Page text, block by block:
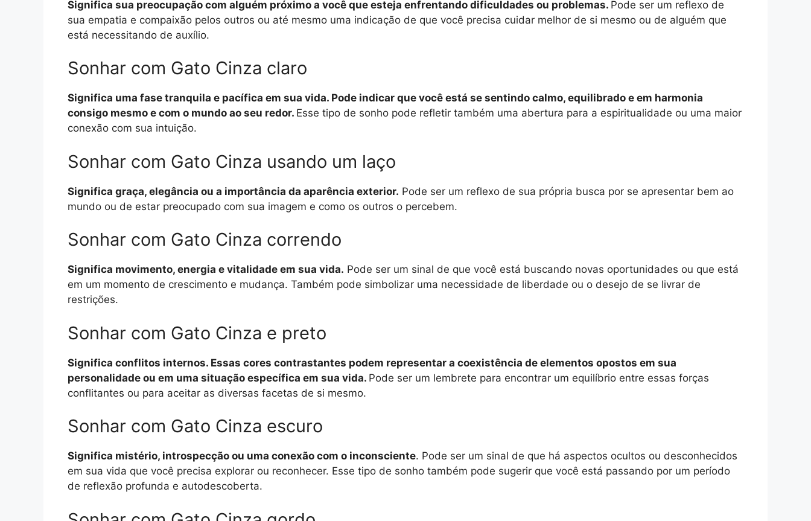
Significa sua preocupação com alguém próximo a você que esteja enfrentando dificuldades ou problemas. Pode ser um reflexo de
sua empatia e compaixão pelos outros ou até mesmo uma indicação de que você precisa cuidar melhor de si mesmo ou de alguém que
está necessitando de auxílio.
Sonhar com Gato Cinza claro
Significa uma fase tranquila e pacífica em sua vida. Pode indicar que você está se sentindo calmo, equilibrado e em harmonia
consigo mesmo e com o mundo ao seu redor. Esse tipo de sonho pode refletir também uma abertura para a espiritualidade ou uma maior
conexão com sua intuição.
Sonhar com Gato Cinza usando um laço
Significa graça, elegância ou a importância da aparência exterior. Pode ser um reflexo de sua própria busca por se apresentar bem ao
mundo ou de estar preocupado com sua imagem e como os outros o percebem.
Sonhar com Gato Cinza correndo
Significa movimento, energia e vitalidade em sua vida. Pode ser um sinal de que você está buscando novas oportunidades ou que está
em um momento de crescimento e mudança. Também pode simbolizar uma necessidade de liberdade ou o desejo de se livrar de
restrições.
Sonhar com Gato Cinza e preto
Significa conflitos internos. Essas cores contrastantes podem representar a coexistência de elementos opostos em sua
personalidade ou em uma situação específica em sua vida. Pode ser um lembrete para encontrar um equilíbrio entre essas forças
conflitantes ou para aceitar as diversas facetas de si mesmo.
Sonhar com Gato Cinza escuro
Significa mistério, introspecção ou uma conexão com o inconsciente. Pode ser um sinal de que há aspectos ocultos ou desconhecidos
em sua vida que você precisa explorar ou reconhecer. Esse tipo de sonho também pode sugerir que você está passando por um período
de reflexão profunda e autodescoberta.